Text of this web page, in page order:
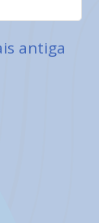
antiga